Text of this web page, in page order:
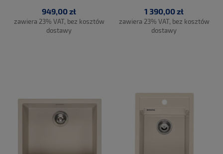
949,00 zł
zawiera 23% VAT, bez kosztów
dostawy
1 390,00 zł
zawiera 23% VAT, bez kosztów
dostawy